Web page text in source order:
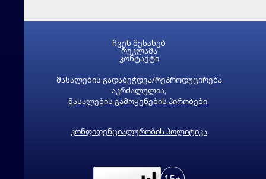
მასალების გადაბეჭდვა/რეპროდუცირება
აკრძალულია,
მასალების გამოყენების პირობები
კონფიდენციალურობის პოლიტიკა
ჩვენ შესახებ
რეკლამა
კონტაქტი